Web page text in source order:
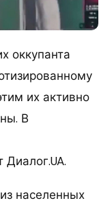
оккупанта
их активно
В
населенных